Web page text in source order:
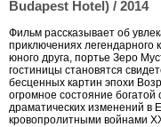
Budapest Hotel) / 2014
Фильм рассказывает об
приключениях легендарного
юного друга, портье Зеро
гостиницы становятся
бесценных картин эпохи
огромное состояние
драматических изменений в
кровопролитными войнами